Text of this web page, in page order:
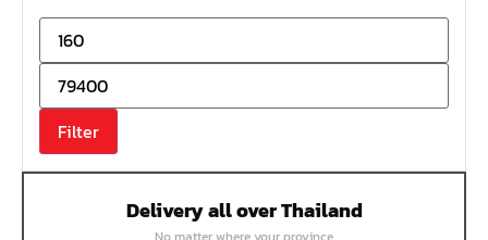
หน้าแปลนเชื่อมเหล็กสลิปออน
หน้าแปลนเชื่อมเหล็กบอด
หน้าแปลนเชื่อมบอด SUS304 JEF 300P RF
หน้าแปลนเชื่อมบอด SUS304 JEF PN40 RF
หน้าแปลนเชื่อมบอด SUS304 JEF PN16 RF
หน้าแปลนเชื่อมบอด SUS304 JEF 10K FF
Filter
Delivery all over Thailand